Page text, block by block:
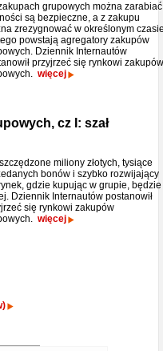
grupowych można
są bezpieczne, a z zakupu
zrezygnować w określonym
powstają agregatory zakupów
Dziennik Internautów
przyjrzeć się rynkowi zakupów
więcej
cz I: szał
miliony złotych, tysiące
bonów i szybko rozwijający
gdzie kupując w grupie, będzie
Dziennik Internautów postanowił
się rynkowi zakupów
więcej